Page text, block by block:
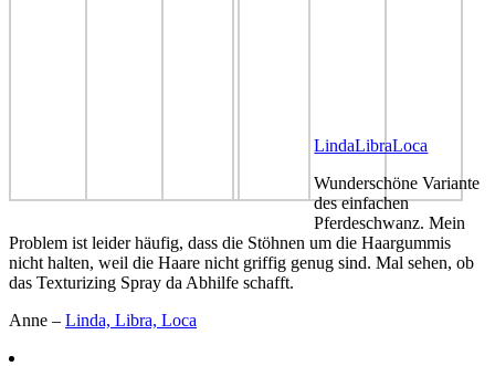
LindaLibraLoca
Wunderschöne Variante
des einfachen
Pferdeschwanz. Mein
Problem ist leider häufig, dass die Stöhnen um die Haargummis
nicht halten, weil die Haare nicht griffig genug sind. Mal sehen, ob
das Texturizing Spray da Abhilfe schafft.
Anne – Linda, Libra, Loca